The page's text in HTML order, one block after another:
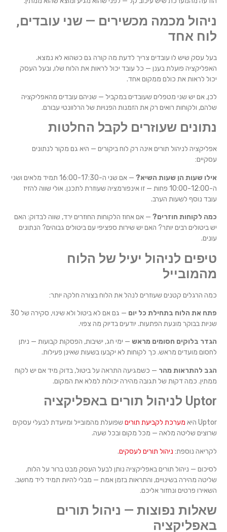
ניהול מכמה מכשירים — שני עובדים,
לוח אחד
בעל עסק שיש לו עובדים צריך לדעת מה קורה גם כשהוא לא נמצא.
האפליקציה פועלת בענן — כל עובד יכול לראות את הלוח שלו, ובעל העסק
יכול לראות את כולם ממקום אחד.
לכן, אם יש שני מטפלים שעובדים במקביל — שניהם עובדים מהאפליקציה
שלהם, ולקוחות רואים רק את הזמנות הפנויות של הרלוונטי עבורם.
נתונים שעוזרים לקבל החלטות
אפליקציה לניהול תורים אינה רק לוח ביקורים — היא גם מקור לנתונים
עסקיים:
אילו שעות הן שעות השיא?
— אם שני ה-16:00-17:30 תמיד מלאים ושני
ה-10:00-12:00 פחות — זו אינפורמציה שעוזרת לתכנן. אולי שווה להזיז
עובד נוסף לשעות הערב.
כמה לקוחות חוזרים? — אם אחוז הלקוחות החוזרים ירד, שווה לבדוק: האם
יש ביטולים רבים יותר? האם יש שירות ספציפי עם ביטולים גבוהים? הנתונים
עונים.
טיפים לניהול יעיל של הלוח
מהמובייל
כמה הרגלים קטנים שעוזרים לנהל את הלוח בצורה חלקה יותר:
פתח את הלוח בתחילת כל יום
— גם אם לא ביטול ולא שינוי, סקירה של 30
שניות בבוקר מונעת הפתעות. יודעים בדיוק מה צפוי.
הגדר בלוקים חסומים מראש — ימי חג, ישיבות, הפסקות קבועות — ניתן
לחסום מועדים מראש. כך לקוחות לא יקבעו בשעות שאינן פעילות.
הגב להתראות מהר — כשמגיעה התראה על ביטול, בדוק מיד אם יש לקוח
ממתין. כמה דקות של תגובה מהירה יכולות למלא את המקום.
Uptor לניהול תורים באפליקציה
Uptor היא מערכת לקביעת תורים שפועלת מהמובייל ומיועדת לבעלי עסקים
שרוצים שליטה מלאה — מכל מקום ובכל שעה.
לקריאה נוספת: ניהול תורים לעסקים.
לסיכום — ניהול תורים באפליקציה נותן לבעל העסק מבט ברור על הלוח,
שליטה מהירה בשינויים, והתראות בזמן אמת — מבלי להיות תמיד ליד מחשב.
השאירו פרטים ונחזור אליכם.
שאלות נפוצות — ניהול תורים
באפליקציה